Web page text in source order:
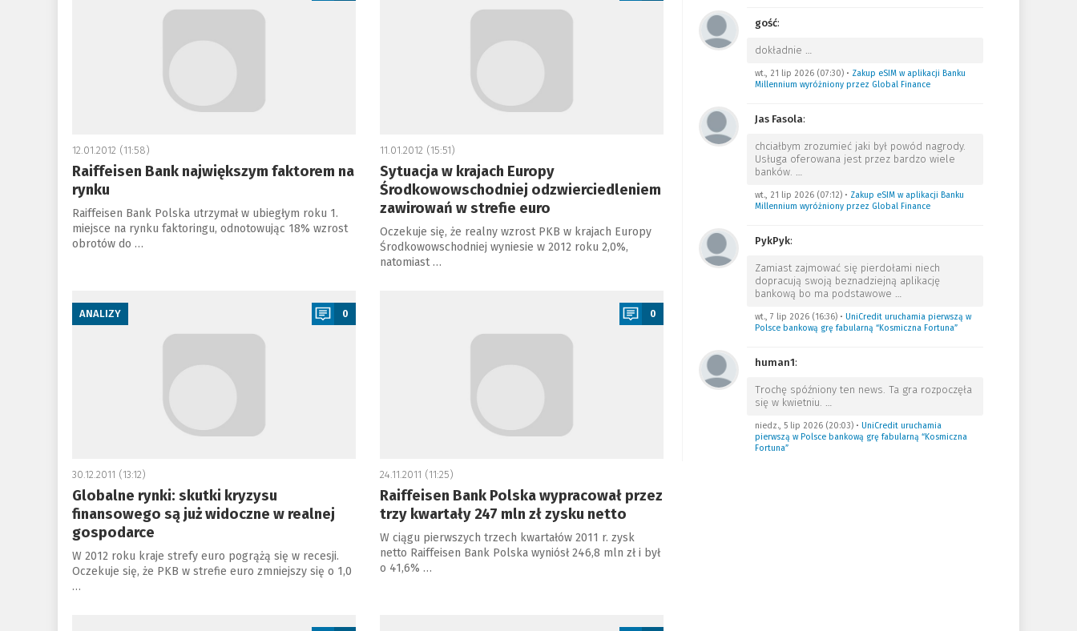
12.01.2012 (11:58)
Raiffeisen Bank największym faktorem na
rynku
Raiffeisen Bank Polska utrzymał w ubiegłym roku 1.
miejsce na rynku faktoringu, odnotowując 18% wzrost
obrotów do …
11.01.2012 (15:51)
Sytuacja w krajach Europy
Środkowowschodniej odzwierciedleniem
zawirowań w strefie euro
Oczekuje się, że realny wzrost PKB w krajach Europy
Środkowowschodniej wyniesie w 2012 roku 2,0%,
natomiast …
ANALIZY 0
30.12.2011 (13:12)
Globalne rynki: skutki kryzysu
finansowego są już widoczne w realnej
gospodarce
W 2012 roku kraje strefy euro pogrążą się w recesji.
Oczekuje się, że PKB w strefie euro zmniejszy się o 1,0
…
0
24.11.2011 (11:25)
Raiffeisen Bank Polska wypracował przez
trzy kwartały 247 mln zł zysku netto
W ciągu pierwszych trzech kwartałów 2011 r. zysk
netto Raiffeisen Bank Polska wyniósł 246,8 mln zł i był
o 41,6% …
gość:
dokładnie …
wt., 21 lip 2026 (07:30)• Zakup eSIM w aplikacji Banku
Millennium wyróżniony przez Global Finance
Jas Fasola:
chciałbym zrozumieć jaki był powód nagrody.
Usługa oferowana jest przez bardzo wiele
banków. …
wt., 21 lip 2026 (07:12)• Zakup eSIM w aplikacji Banku
Millennium wyróżniony przez Global Finance
PykPyk:
Zamiast zajmować się pierdołami niech
dopracują swoją beznadziejną aplikację
bankową bo ma podstawowe …
wt., 7 lip 2026 (16:36)• UniCredit uruchamia pierwszą w
Polsce bankową grę fabularną “Kosmiczna Fortuna”
human1:
Trochę spóźniony ten news. Ta gra rozpoczęła
się w kwietniu. …
niedz., 5 lip 2026 (20:03)• UniCredit uruchamia
pierwszą w Polsce bankową grę fabularną “Kosmiczna
Fortuna”